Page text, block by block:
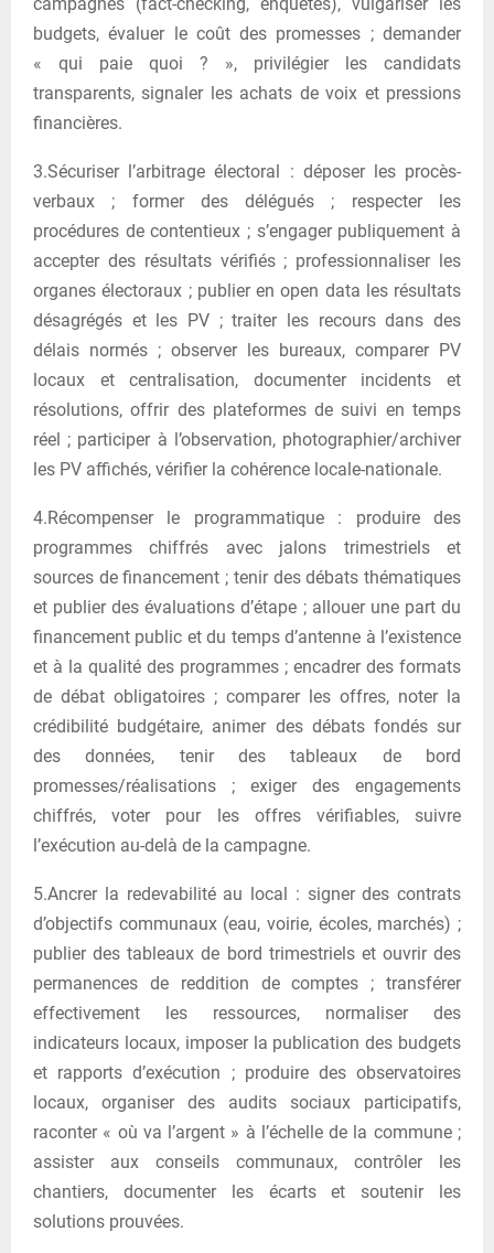
budgets, évaluer le coût des promesses ; demander
« qui paie quoi ? », privilégier les candidats
transparents, signaler les achats de voix et pressions
financières.
3.Sécuriser l’arbitrage électoral : déposer les procès-
verbaux ; former des délégués ; respecter les
procédures de contentieux ; s’engager publiquement à
accepter des résultats vérifiés ; professionnaliser les
organes électoraux ; publier en open data les résultats
désagrégés et les PV ; traiter les recours dans des
délais normés ; observer les bureaux, comparer PV
locaux et centralisation, documenter incidents et
résolutions, offrir des plateformes de suivi en temps
réel ; participer à l’observation, photographier/archiver
les PV affichés, vérifier la cohérence locale-nationale.
4.Récompenser le programmatique : produire des
programmes chiffrés avec jalons trimestriels et
sources de financement ; tenir des débats thématiques
et publier des évaluations d’étape ; allouer une part du
financement public et du temps d’antenne à l’existence
et à la qualité des programmes ; encadrer des formats
de débat obligatoires ; comparer les offres, noter la
crédibilité budgétaire, animer des débats fondés sur
des données, tenir des tableaux de bord
promesses/réalisations ; exiger des engagements
chiffrés, voter pour les offres vérifiables, suivre
l’exécution au-delà de la campagne.
5.Ancrer la redevabilité au local : signer des contrats
d’objectifs communaux (eau, voirie, écoles, marchés) ;
publier des tableaux de bord trimestriels et ouvrir des
permanences de reddition de comptes ; transférer
effectivement les ressources, normaliser des
indicateurs locaux, imposer la publication des budgets
et rapports d’exécution ; produire des observatoires
locaux, organiser des audits sociaux participatifs,
raconter « où va l’argent » à l’échelle de la commune ;
assister aux conseils communaux, contrôler les
chantiers, documenter les écarts et soutenir les
solutions prouvées.